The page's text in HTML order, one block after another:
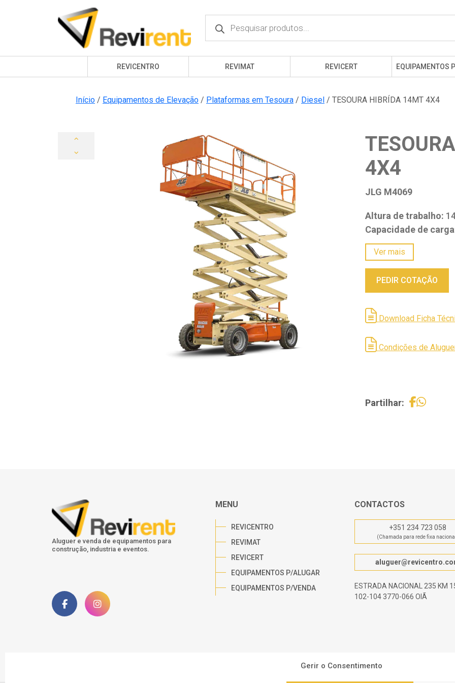
Gerir o Consentimento
Products
search
REVICENTRO REVIMAT REVICERT EQUIPAMENTOS
Início / Equipamentos de Elevação / Plataformas em Tesoura / Diesel / TESOURA HIBRÍDA 14MT 4X4
4X4
JLG M4069
Altura de trabalho:
Capacidade de
Peso total:5700 kg
*Mais informações
Ver mais
PEDIR COTAÇÃO
Download Ficha
Condições de
Partilhar:
Aluguer e venda de equipamentos para
construção, industria e eventos.
MENU
REVICENTRO
REVIMAT
REVICERT
EQUIPAMENTOS P/ALUGAR
EQUIPAMENTOS P/VENDA
CONTACTOS
+351 234 723 058
(Chamada para rede fixa
ESTRADA NACIONAL 235 KM
102-104 3770-066 OIÃ